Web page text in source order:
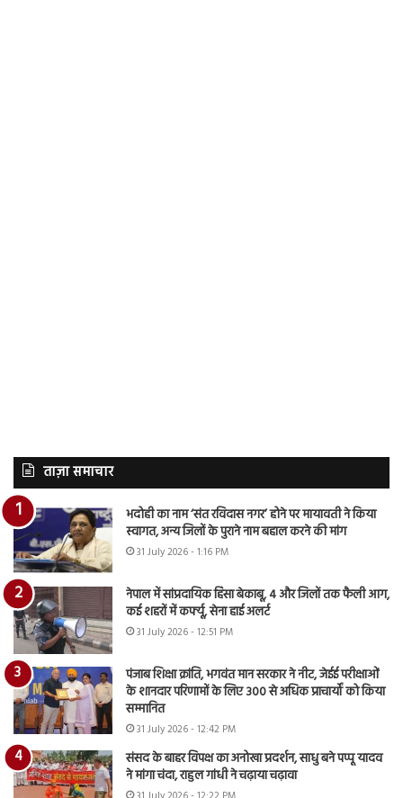
ताज़ा समाचार
भदोही का नाम ‘संत रविदास नगर’ होने पर मायावती ने किया
स्वागत, अन्य जिलों के पुराने नाम बहाल करने की मांग
31 July 2026 - 1:16 PM
नेपाल में सांप्रदायिक हिंसा बेकाबू, 4 और जिलों तक फैली आग,
कई शहरों में कर्फ्यू, सेना हाई अलर्ट
31 July 2026 - 12:51 PM
पंजाब शिक्षा क्रांति, भगवंत मान सरकार ने नीट, जेईई परीक्षाओं
के शानदार परिणामों के लिए 300 से अधिक प्राचार्यों को किया
सम्मानित
31 July 2026 - 12:42 PM
संसद के बाहर विपक्ष का अनोखा प्रदर्शन, साधु बने पप्पू यादव
ने मांगा चंदा, राहुल गांधी ने चढ़ाया चढ़ावा